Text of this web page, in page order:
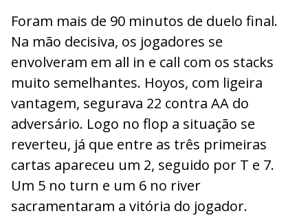
Foram mais de 90 minutos de duelo final.
Na mão decisiva, os jogadores se
envolveram em all in e call com os stacks
muito semelhantes. Hoyos, com ligeira
vantagem, segurava 22 contra AA do
adversário. Logo no flop a situação se
reverteu, já que entre as três primeiras
cartas apareceu um 2, seguido por T e 7.
Um 5 no turn e um 6 no river
sacramentaram a vitória do jogador.